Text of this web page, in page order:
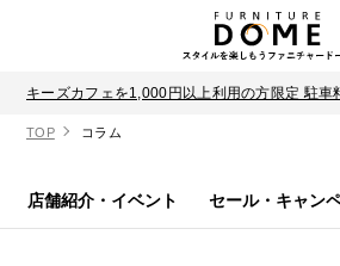
キーズカフェを1,000円以上利用の方限定 駐車
TOP コラム
店舗紹介・イベント セール・キャン